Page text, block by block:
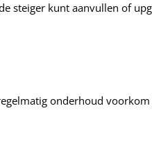
steiger kunt aanvullen of
onderhoud voorkom